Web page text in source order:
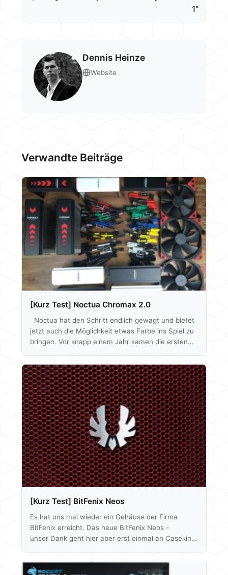
1"
Dennis Heinze
Website
Verwandte Beiträge
[Kurz Test] Noctua Chromax 2.0
Noctua hat den Schritt endlich gewagt und bietet
jetzt auch die Möglichkeit etwas Farbe ins Spiel zu
bringen. Vor knapp einem Jahr kamen die ersten
einzeln erhältliche Gummi-Puffer in rot, blau,
schwarz, weiß, gelb und grün, sowie Gummi-Pins in
den selben Farben. Somit konnten bereits gekaufte
Noctua Lüfter der F12, A14 und S12 Serie farblich
angepasst werden - allerdings war dies eigentlich
nur mit den schwarzen…
[Kurz Test] BitFenix Neos
Es hat uns mal wieder ein Gehäuse der Firma
BitFenix erreicht. Das neue BitFenix Neos -
unser Dank geht hier aber erst einmal an Caseking
ihr unsere ersten Eindrücke über das Gehäuse
lesen, beginnen tun wir aber wie gewohnt mit